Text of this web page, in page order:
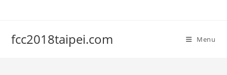
fcc2018taipei.com Menu